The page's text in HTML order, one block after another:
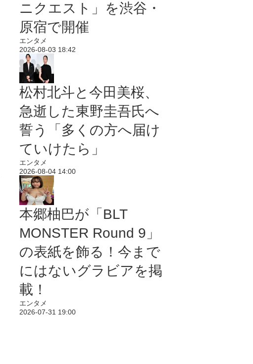
ニクエスト」を渋谷・
原宿で開催
エンタメ
2026-08-03 18:42
松村北斗と今田美桜、
急逝した東野圭吾氏へ
誓う「多くの方へ届け
ていけたら」
エンタメ
2026-08-04 14:00
本郷柚巴が「BLT
MONSTER Round 9」
の表紙を飾る！今まで
にはないグラビアを掲
載！
エンタメ
2026-07-31 19:00